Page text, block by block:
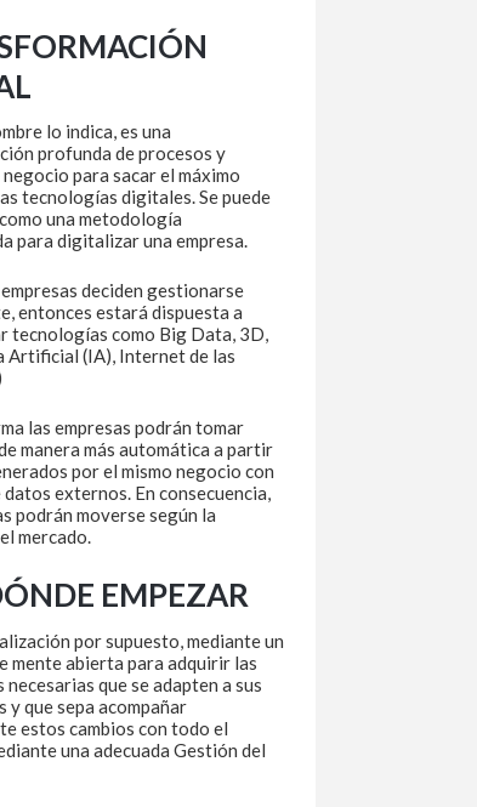
lo indica, es una
profunda de procesos y
para sacar el máximo
tecnologías digitales. Se puede
una metodología
para digitalizar una empresa.
deciden gestionarse
entonces estará dispuesta a
tecnologías como Big Data, 3D,
Artificial (IA), Internet de las
las empresas podrán tomar
manera más automática a partir
por el mismo negocio con
externos. En consecuencia,
podrán moverse según la
mercado.
EMPEZAR
por supuesto, mediante un
mente abierta para adquirir las
que se adapten a sus
y que sepa acompañar
estos cambios con todo el
una adecuada Gestión del